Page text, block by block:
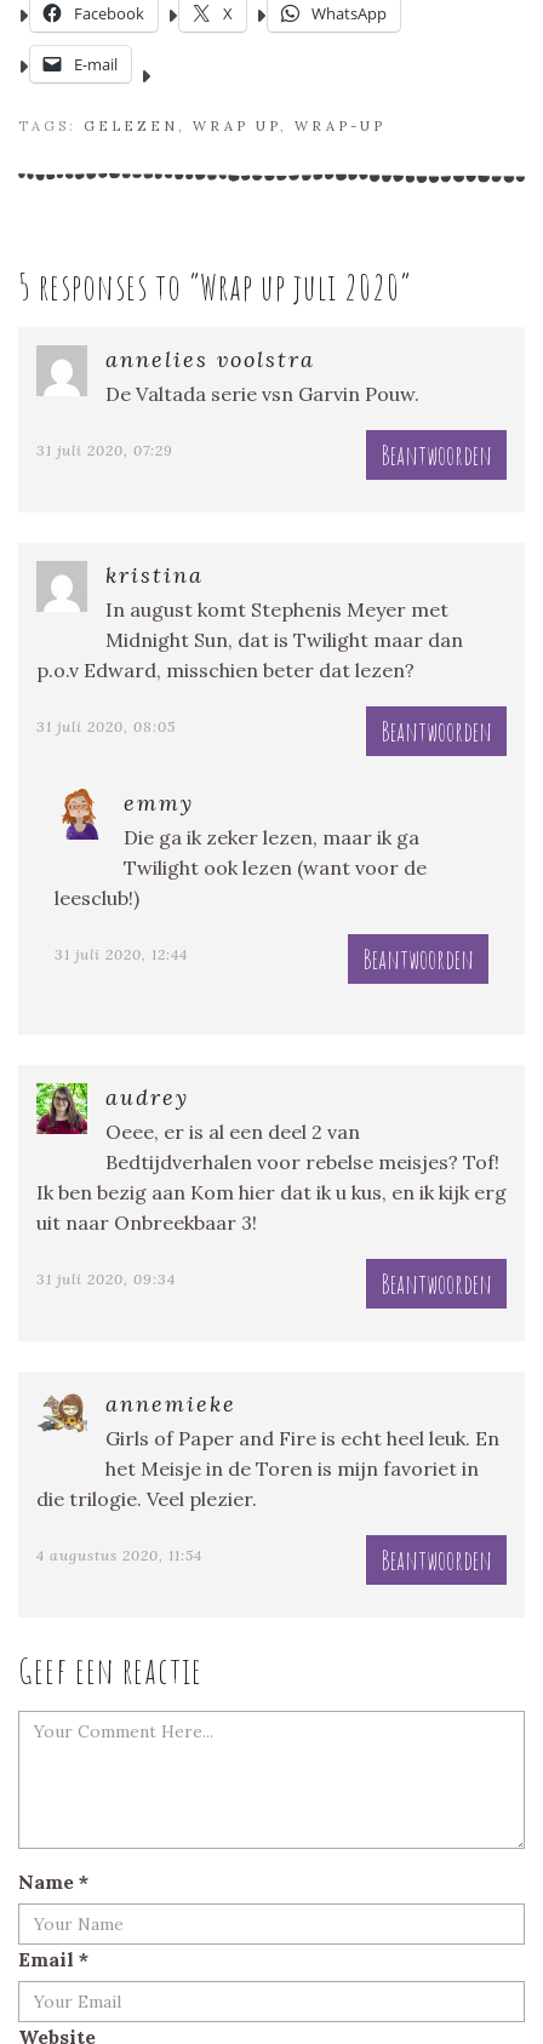
Facebook X WhatsApp
E-mail
TAGS: GELEZEN WRAP UP WRAP-UP
5 responses to “Wrap up juli 2020”
annelies voolstra
De Valtada serie vsn Garvin Pouw.
31 juli 2020, 07:29 Beantwoorden
kristina
In august komt Stephenis Meyer met
Midnight Sun, dat is Twilight maar dan
p.o.v Edward, misschien beter dat lezen?
31 juli 2020, 08:05 Beantwoorden
emmy
Die ga ik zeker lezen, maar ik ga
Twilight ook lezen (want voor de
leesclub!)
31 juli 2020, 12:44 Beantwoorden
audrey
Oeee, er is al een deel 2 van
Bedtijdverhalen voor rebelse meisjes? Tof!
Ik ben bezig aan Kom hier dat ik u kus, en ik kijk erg
uit naar Onbreekbaar 3!
31 juli 2020, 09:34 Beantwoorden
annemieke
Girls of Paper and Fire is echt heel leuk. En
het Meisje in de Toren is mijn favoriet in
die trilogie. Veel plezier.
4 augustus 2020, 11:54 Beantwoorden
Geef een reactie
Name *
Email *
Website